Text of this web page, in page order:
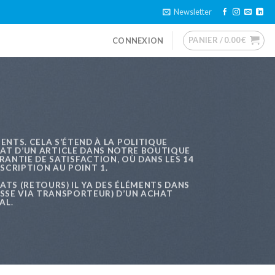
Newsletter
CONNEXION PANIER /0.00€
CELA S’ÉTEND À LA POLITIQUE
D’UN ARTICLE DANS NOTRE BOUTIQUE
DE SATISFACTION, OÙ DANS LES 14
AU POINT 1.
(RETOURS) IL YA DES ÉLÉMENTS DANS
VIA TRANSPORTEUR) D’UN ACHAT